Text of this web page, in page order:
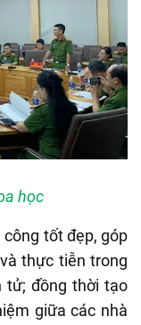
học
tốt đẹp, góp
thực tiễn trong
tử; đồng thời tạo
giữa các nhà